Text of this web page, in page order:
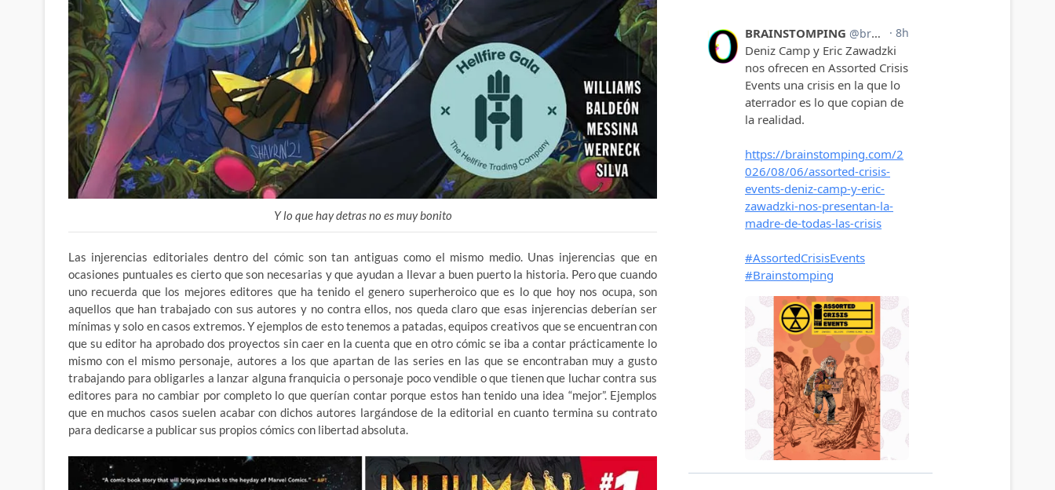
Y lo que hay detras no es muy bonito
Las injerencias editoriales dentro del cómic son tan antiguas como el mismo medio. Unas injerencias que en
ocasiones puntuales es cierto que son necesarias y que ayudan a llevar a buen puerto la historia. Pero que cuando
uno recuerda que los mejores editores que ha tenido el genero superheroico que es lo que hoy nos ocupa, son
aquellos que han trabajado con sus autores y no contra ellos, nos queda claro que esas injerencias deberían ser
mínimas y solo en casos extremos. Y ejemplos de esto tenemos a patadas, equipos creativos que se encuentran con
que su editor ha aprobado dos proyectos sin caer en la cuenta que en otro cómic se iba a contar prácticamente lo
mismo con el mismo personaje, autores a los que apartan de las series en las que se encontraban muy a gusto
trabajando para obligarles a lanzar alguna franquicia o personaje poco vendible o que tienen que luchar contra sus
editores para no cambiar por completo lo que querían contar porque estos han tenido una idea “mejor”. Ejemplos
que en muchos casos suelen acabar con dichos autores largándose de la editorial en cuanto termina su contrato
para dedicarse a publicar sus propios cómics con libertad absoluta.